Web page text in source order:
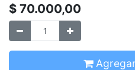
$ 70.000,00